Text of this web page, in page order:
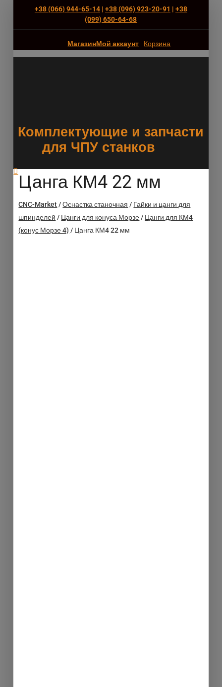
+38 (066) 944-65-14| +38 (096) 923-20-91 | +38
(‎099) 650-64-68
МагазинМой аккаунт Корзина
Комплектующие и запчасти
для ЧПУ станков
Цанга КМ4 22 мм
CNC-Market/Оснастка станочная / Гайки и цанги для
шпинделей / Цанги для конуса Морзе/ Цанги для КМ4
(конус Морзе 4) / Цанга КМ4 22 мм